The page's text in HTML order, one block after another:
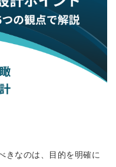
きなのは、目的を明確に